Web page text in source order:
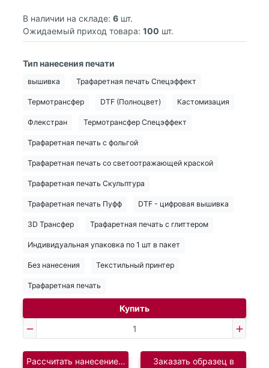
В наличии на складе: 6 шт.
Ожидаемый приход товара: 100 шт.
Тип нанесения печати
вышивка Трафаретная печать Спецэффект
Термотрансфер DTF (Полноцвет) Кастомизация
Флекстран Термотрансфер Спецэффект
Трафаретная печать с фольгой
Трафаретная печать со светоотражающей краской
Трафаретная печать Скульптура
Трафаретная печать Пуфф DTF - цифровая вышивка
3D Трансфер Трафаретная печать с глиттером
Индивидуальная упаковка по 1 шт в пакет
Без нанесения Текстильный принтер
Трафаретная печать
Купить
Рассчитать нанесение логотипаЗаказать образец в